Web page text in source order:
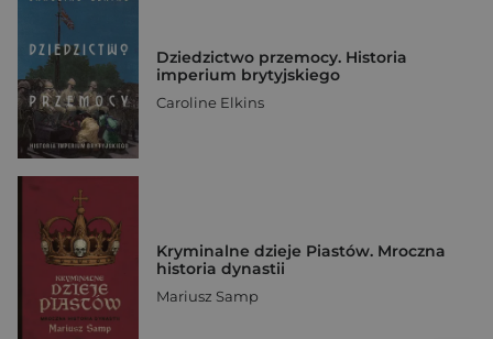
Dziedzictwo przemocy. Historia
imperium brytyjskiego
Caroline Elkins
Kryminalne dzieje Piastów. Mroczna
historia dynastii
Mariusz Samp